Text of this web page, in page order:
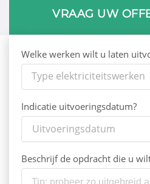
VRAAG UW
Welke werken wilt u laten
Type elektriciteitswerken
Indicatie uitvoeringsdatum?
Uitvoeringsdatum
Beschrijf de opdracht die u